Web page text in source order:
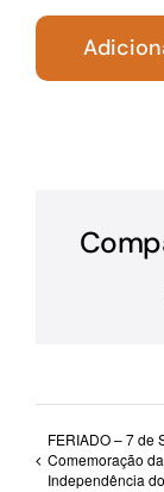
FERIADO – 7 de
Comemoração da
Independência